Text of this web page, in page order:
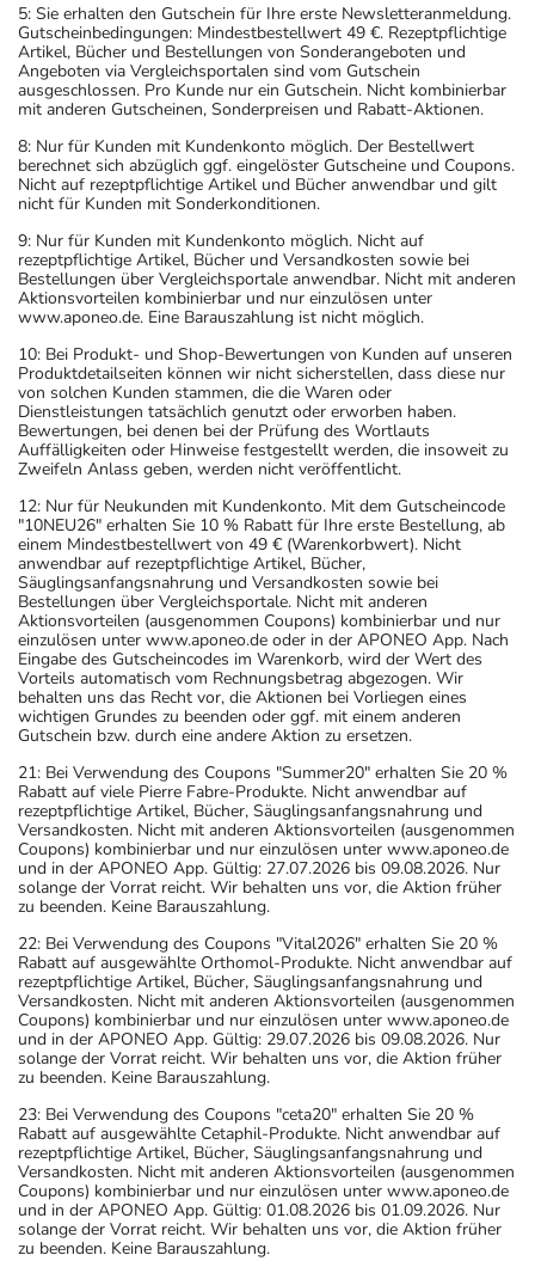
5: Sie erhalten den Gutschein für Ihre erste Newsletteranmeldung.
Gutscheinbedingungen: Mindestbestellwert 49 €. Rezeptpflichtige
Artikel, Bücher und Bestellungen von Sonderangeboten und
Angeboten via Vergleichsportalen sind vom Gutschein
ausgeschlossen. Pro Kunde nur ein Gutschein. Nicht kombinierbar
mit anderen Gutscheinen, Sonderpreisen und Rabatt-Aktionen.
8: Nur für Kunden mit Kundenkonto möglich. Der Bestellwert
berechnet sich abzüglich ggf. eingelöster Gutscheine und Coupons.
Nicht auf rezeptpflichtige Artikel und Bücher anwendbar und gilt
nicht für Kunden mit Sonderkonditionen.
9: Nur für Kunden mit Kundenkonto möglich. Nicht auf
rezeptpflichtige Artikel, Bücher und Versandkosten sowie bei
Bestellungen über Vergleichsportale anwendbar. Nicht mit anderen
Aktionsvorteilen kombinierbar und nur einzulösen unter
www.aponeo.de. Eine Barauszahlung ist nicht möglich.
10: Bei Produkt- und Shop-Bewertungen von Kunden auf unseren
Produktdetailseiten können wir nicht sicherstellen, dass diese nur
von solchen Kunden stammen, die die Waren oder
Dienstleistungen tatsächlich genutzt oder erworben haben.
Bewertungen, bei denen bei der Prüfung des Wortlauts
Auffälligkeiten oder Hinweise festgestellt werden, die insoweit zu
Zweifeln Anlass geben, werden nicht veröffentlicht.
12: Nur für Neukunden mit Kundenkonto. Mit dem Gutscheincode
"10NEU26" erhalten Sie 10 % Rabatt für Ihre erste Bestellung, ab
einem Mindestbestellwert von 49 € (Warenkorbwert). Nicht
anwendbar auf rezeptpflichtige Artikel, Bücher,
Säuglingsanfangsnahrung und Versandkosten sowie bei
Bestellungen über Vergleichsportale. Nicht mit anderen
Aktionsvorteilen (ausgenommen Coupons) kombinierbar und nur
einzulösen unter www.aponeo.de oder in der APONEO App. Nach
Eingabe des Gutscheincodes im Warenkorb, wird der Wert des
Vorteils automatisch vom Rechnungsbetrag abgezogen. Wir
behalten uns das Recht vor, die Aktionen bei Vorliegen eines
wichtigen Grundes zu beenden oder ggf. mit einem anderen
Gutschein bzw. durch eine andere Aktion zu ersetzen.
21: Bei Verwendung des Coupons "Summer20" erhalten Sie 20 %
Rabatt auf viele Pierre Fabre-Produkte. Nicht anwendbar auf
rezeptpflichtige Artikel, Bücher, Säuglingsanfangsnahrung und
Versandkosten. Nicht mit anderen Aktionsvorteilen (ausgenommen
Coupons) kombinierbar und nur einzulösen unter www.aponeo.de
und in der APONEO App. Gültig: 27.07.2026 bis 09.08.2026. Nur
solange der Vorrat reicht. Wir behalten uns vor, die Aktion früher
zu beenden. Keine Barauszahlung.
22: Bei Verwendung des Coupons "Vital2026" erhalten Sie 20 %
Rabatt auf ausgewählte Orthomol-Produkte. Nicht anwendbar auf
rezeptpflichtige Artikel, Bücher, Säuglingsanfangsnahrung und
Versandkosten. Nicht mit anderen Aktionsvorteilen (ausgenommen
Coupons) kombinierbar und nur einzulösen unter www.aponeo.de
und in der APONEO App. Gültig: 29.07.2026 bis 09.08.2026. Nur
solange der Vorrat reicht. Wir behalten uns vor, die Aktion früher
zu beenden. Keine Barauszahlung.
23: Bei Verwendung des Coupons "ceta20" erhalten Sie 20 %
Rabatt auf ausgewählte Cetaphil-Produkte. Nicht anwendbar auf
rezeptpflichtige Artikel, Bücher, Säuglingsanfangsnahrung und
Versandkosten. Nicht mit anderen Aktionsvorteilen (ausgenommen
Coupons) kombinierbar und nur einzulösen unter www.aponeo.de
und in der APONEO App. Gültig: 01.08.2026 bis 01.09.2026. Nur
solange der Vorrat reicht. Wir behalten uns vor, die Aktion früher
zu beenden. Keine Barauszahlung.